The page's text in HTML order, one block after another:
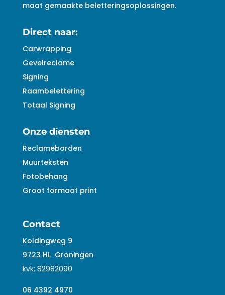
maat gemaakte beletteringsoplossingen.
Direct naar:
Carwrapping
Gevelreclame
Signing
Raambelettering
Totaal Signing
Onze diensten
Reclameborden
Muurteksten
Fotobehang
Groot formaat print
Contact
Koldingweg 9
9723 HL Groningen
kvk: 82982090
06 4392 4970